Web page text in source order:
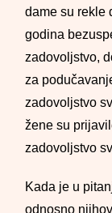
dame su rekle
godina
zadovoljstvo,
za
zadovoljstvo
žene su
zadovoljstvo
Kada je u
odnosno